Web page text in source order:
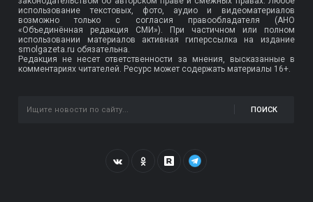
использование текстовых, фото, аудио и видеоматериалов
возможно только с согласия правообладателя (АНО
«Объединённая редакция СМИ»). При частичном или полном
использовании материалов активная гиперссылка на издание
smolgazeta.ru обязательна.
Редакция не несет ответственности за мнения, высказанные в
комментариях читателей. Ресурс может содержать материалы 16+.
ПОИСК